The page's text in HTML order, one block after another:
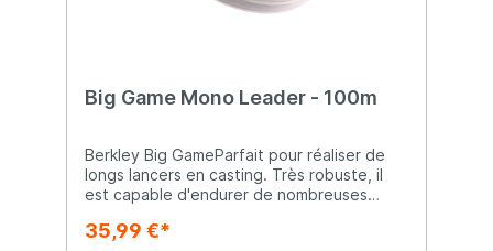
Big Game Mono Leader - 100m
Berkley Big GameParfait pour réaliser de
longs lancers en casting. Très robuste, il
est capable d'endurer de nombreuses
résistance aux chocs Robuste Conçu pour
35,99 €*